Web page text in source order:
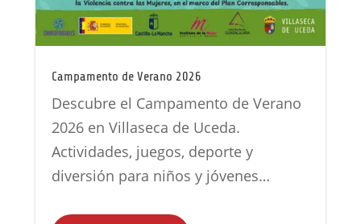
Campamento de Verano 2026
Descubre el Campamento de Verano
2026 en Villaseca de Uceda.
Actividades, juegos, deporte y
diversión para niños y jóvenes…